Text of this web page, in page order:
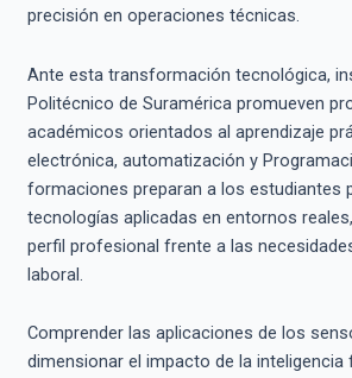
precisión en operaciones técnicas.
Ante esta transformación tecnológica,
Politécnico de Suramérica promueven
académicos orientados al aprendizaje
electrónica, automatización y
formaciones preparan a los estudiantes
tecnologías aplicadas en entornos
perfil profesional frente a las
laboral.
Comprender las aplicaciones de los
dimensionar el impacto de la inteligencia